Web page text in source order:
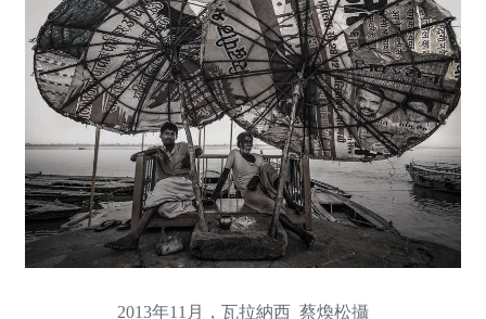
2013年11月，瓦拉納西 蔡煥松攝